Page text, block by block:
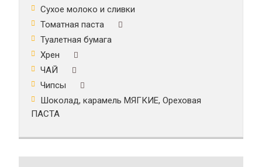
Сухое молоко и сливки
Томатная паста
Туалетная бумага
Хрен
ЧАЙ
Чипсы
Шоколад, карамель МЯГКИЕ, Ореховая
ПАСТА